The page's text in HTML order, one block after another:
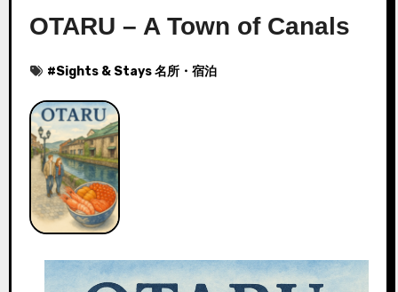
OTARU – A Town of Canals
#Sights & Stays 名所・宿泊